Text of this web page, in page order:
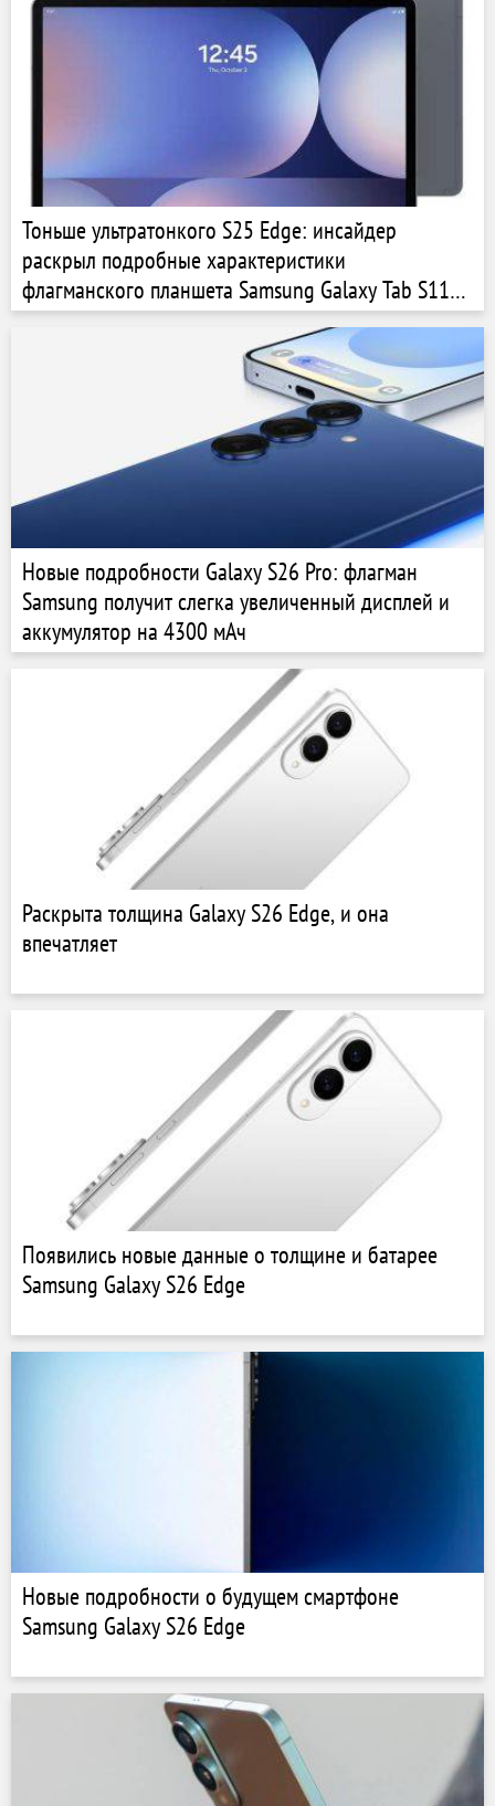
Тоньше ультратонкого S25 Edge: инсайдер
раскрыл подробные характеристики
флагманского планшета Samsung Galaxy Tab S11
Ultra 5G
Новые подробности Galaxy S26 Pro: флагман
Samsung получит слегка увеличенный дисплей и
аккумулятор на 4300 мАч
Раскрыта толщина Galaxy S26 Edge, и она
впечатляет
Появились новые данные о толщине и батарее
Samsung Galaxy S26 Edge
Новые подробности о будущем смартфоне
Samsung Galaxy S26 Edge